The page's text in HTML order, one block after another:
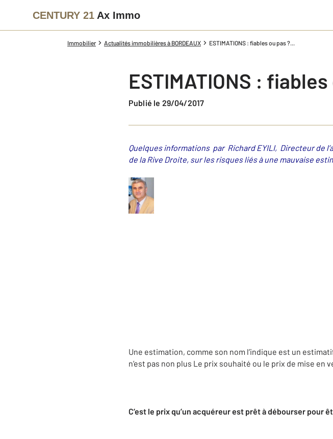
CENTURY 21 Ax Immo
Immobilier Actualités immobilières à BORDEAUX ESTIMATIONS : fiables ou pas ?...
ESTIMATIONS :
Publié le 29/04/2017
Quelques informations par Richard EYILI, Directeur de
de la Rive Droite, sur les risques liés à une mauvaise
Une estimation, comme son nom l’indique est un
n’est pas non plus Le prix souhaité ou le prix de mise en
C’est le prix qu’un acquéreur est prêt à débourser pour